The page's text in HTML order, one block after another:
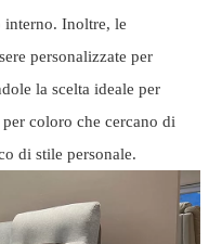
interno. Inoltre, le
personalizzate per
la scelta ideale per
coloro che cercano di
di stile personale.